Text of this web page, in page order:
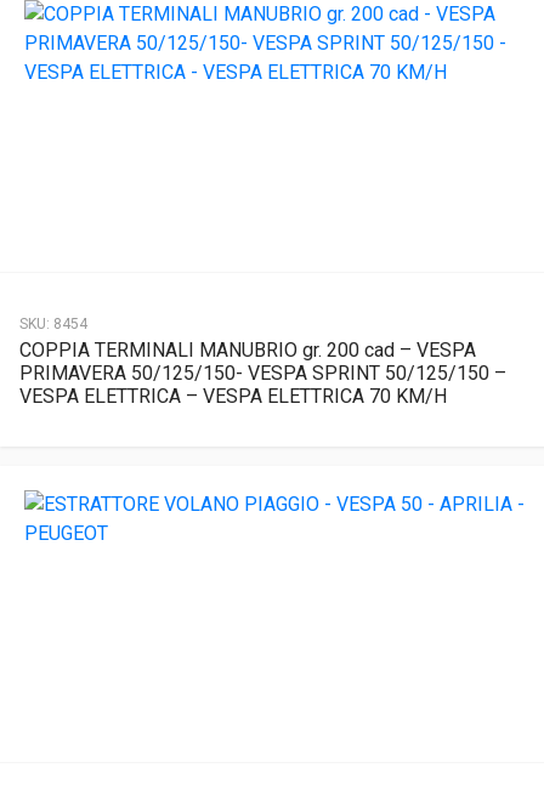
SKU: 8454
COPPIA TERMINALI MANUBRIO gr. 200 cad – VESPA
PRIMAVERA 50/125/150- VESPA SPRINT 50/125/150 –
VESPA ELETTRICA – VESPA ELETTRICA 70 KM/H